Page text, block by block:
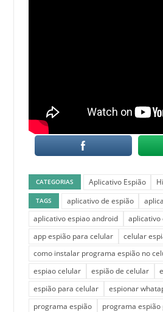
CATEGORIAS Aplicativo Espião
TAGS aplicativo de espião
aplicativo espiao android
aplicativo
app espião para celular
celular
como instalar programa espião no
espiao celular
espião de celular
espião para celular
espionar
programa espião
programa